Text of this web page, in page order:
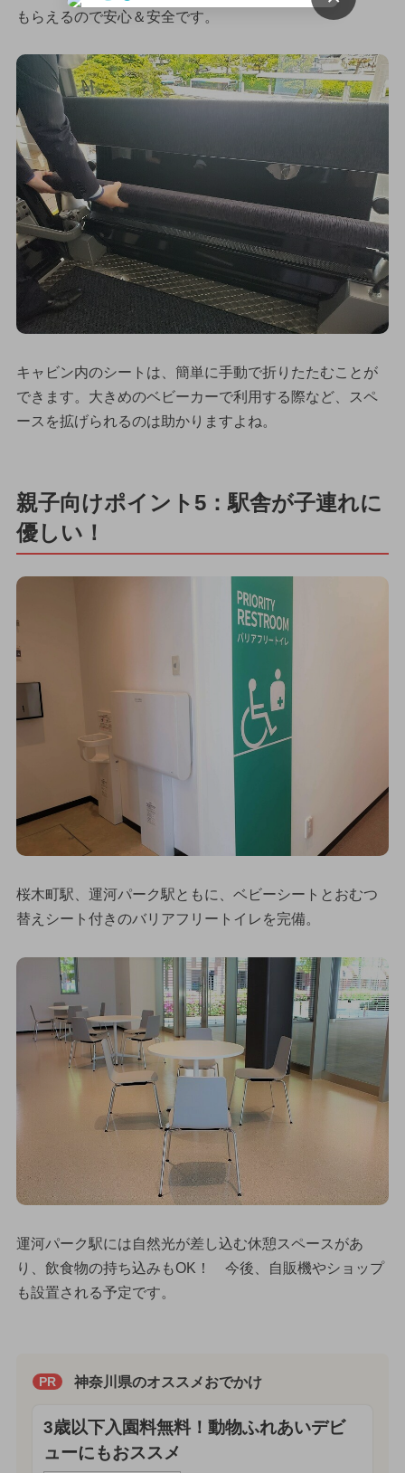
もらえるので安心＆安全です。
キャビン内のシートは、簡単に手動で折りたたむことが
できます。大きめのベビーカーで利用する際など、スペ
ースを拡げられるのは助かりますよね。
親子向けポイント5：駅舎が子連れに
優しい！
桜木町駅、運河パーク駅ともに、ベビーシートとおむつ
替えシート付きのバリアフリートイレを完備。
運河パーク駅には自然光が差し込む休憩スペースがあ
り、飲食物の持ち込みもOK！ 今後、自販機やショップ
も設置される予定です。
PR 神奈川県のオススメおでかけ
3歳以下入園料無料！動物ふれあいデビ
ューにもおススメ